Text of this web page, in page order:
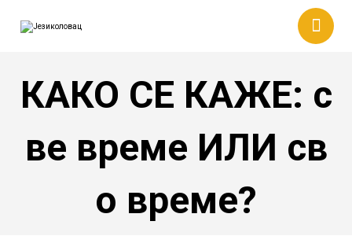
КАКО СЕ КАЖЕ: с
ве време ИЛИ св
о време?